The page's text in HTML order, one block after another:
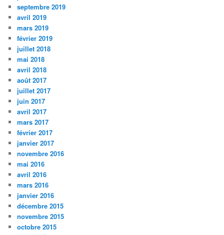
septembre 2019
avril 2019
mars 2019
février 2019
juillet 2018
mai 2018
avril 2018
août 2017
juillet 2017
juin 2017
avril 2017
mars 2017
février 2017
janvier 2017
novembre 2016
mai 2016
avril 2016
mars 2016
janvier 2016
décembre 2015
novembre 2015
octobre 2015